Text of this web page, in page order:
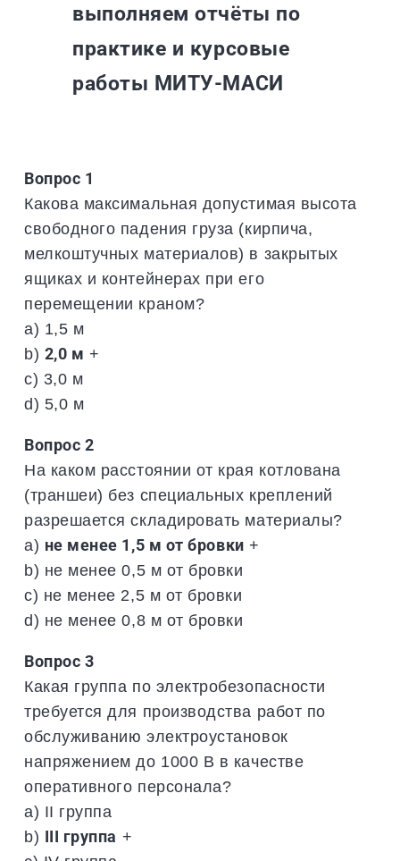
выполняем отчёты по
практике и курсовые
работы МИТУ-МАСИ
Вопрос 1
Какова максимальная допустимая высота
свободного падения груза (кирпича,
мелкоштучных материалов) в закрытых
ящиках и контейнерах при его
перемещении краном?
a) 1,5 м
b) 2,0 м +
c) 3,0 м
d) 5,0 м
Вопрос 2
На каком расстоянии от края котлована
(траншеи) без специальных креплений
разрешается складировать материалы?
a) не менее 1,5 м от бровки +
b) не менее 0,5 м от бровки
c) не менее 2,5 м от бровки
d) не менее 0,8 м от бровки
Вопрос 3
Какая группа по электробезопасности
требуется для производства работ по
обслуживанию электроустановок
напряжением до 1000 В в качестве
оперативного персонала?
a) II группа
b) III группа +